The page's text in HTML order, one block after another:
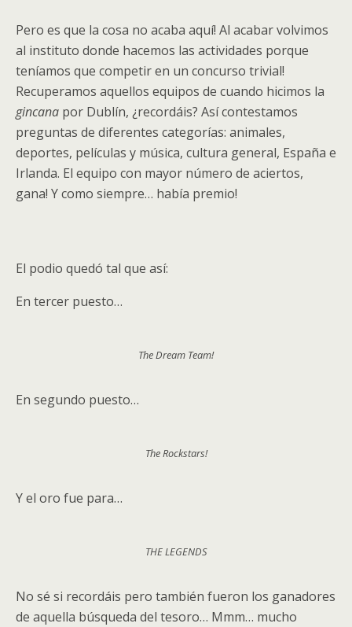
Pero es que la cosa no acaba aquí! Al acabar volvimos
al instituto donde hacemos las actividades porque
teníamos que competir en un concurso trivial!
Recuperamos aquellos equipos de cuando hicimos la
gincana por Dublín, ¿recordáis? Así contestamos
preguntas de diferentes categorías: animales,
deportes, películas y música, cultura general, España e
Irlanda. El equipo con mayor número de aciertos,
gana! Y como siempre… había premio!
El podio quedó tal que así:
En tercer puesto…
The Dream Team!
En segundo puesto…
The Rockstars!
Y el oro fue para…
THE LEGENDS
No sé si recordáis pero también fueron los ganadores
de aquella búsqueda del tesoro… Mmm… mucho